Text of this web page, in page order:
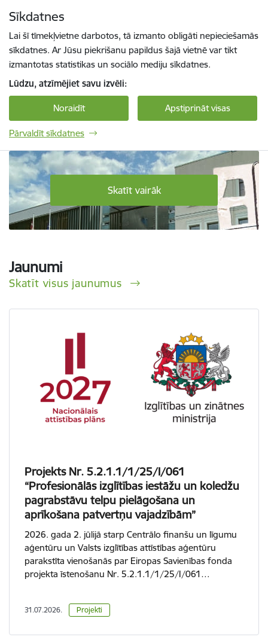
Sīkdatnes
Lai šī tīmekļvietne darbotos, tā izmanto obligāti nepieciešamās
sīkdatnes. Ar Jūsu piekrišanu papildus šajā vietnē var tikt
izmantotas statistikas un sociālo mediju sīkdatnes.
Lūdzu, atzīmējiet savu izvēli:
Noraidīt Apstiprināt visas
Pārvaldīt sīkdatnes
Daugavpils Tehnoloģiju un tūrisma tehnikums
Skatīt vairāk
Jaunumi
Skatīt visus jaunumus
Projekts Nr. 5.2.1.1/1/25/I/061
“Profesionālās izglītības iestāžu un koledžu
pagrabstāvu telpu pielāgošana un
aprīkošana patvertņu vajadzībām”
2026. gada 2. jūlijā starp Centrālo finanšu un līgumu
aģentūru un Valsts izglītības attīstības aģentūru
parakstīta vienošanās par Eiropas Savienības fonda
projekta īstenošanu Nr. 5.2.1.1/1/25/I/061…
31.07.2026. Projekti